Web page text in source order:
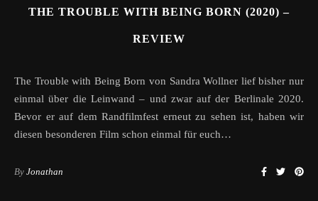
THE TROUBLE WITH BEING BORN (2020) –
REVIEW
The Trouble with Being Born von Sandra Wollner lief bisher nur
einmal über die Leinwand – und zwar auf der Berlinale 2020.
Bevor er auf dem Randfilmfest erneut zu sehen ist, haben wir
diesen besonderen Film schon einmal für euch…
By Jonathan